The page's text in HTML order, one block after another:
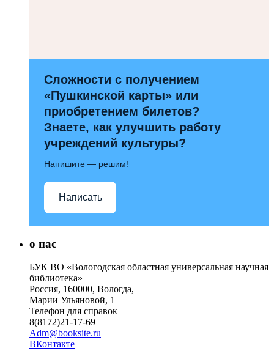
Сложности с получением
«Пушкинской карты» или
приобретением билетов?
Знаете, как улучшить работу
учреждений культуры?
Напишите — решим!
Написать
о нас
БУК ВО «Вологодская областная универсальная научная
библиотека»
Россия, 160000, Вологда,
Марии Ульяновой, 1
Телефон для справок –
8(8172)21-17-69
Adm@booksite.ru
ВКонтакте